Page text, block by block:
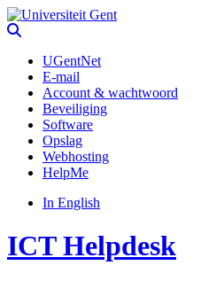
UGentNet
E-mail
Account & wachtwoord
Beveiliging
Software
Opslag
Webhosting
HelpMe
In English
ICT Helpdesk